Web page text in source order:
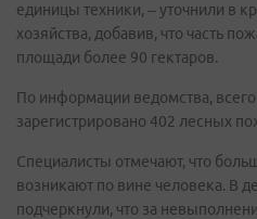
единицы техники, – уточнили в
хозяйства, добавив, что часть
площади более 90 гектаров.
По информации ведомства, всего
зарегистрировано 402 лесных
Специалисты отмечают, что
возникают по вине человека. В
подчеркнули, что за